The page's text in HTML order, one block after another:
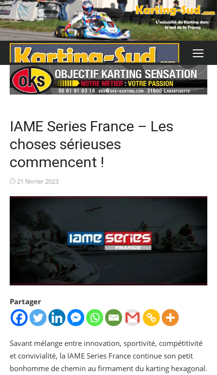
Skip
to
content
IAME Series France – Les
choses sérieuses
commencent !
Posted
21 février 2023
Partager
Savant mélange entre innovation, sportivité, compétitivité
et convivialité, la IAME Series France continue son petit
bonhomme de chemin au firmament du karting hexagonal.